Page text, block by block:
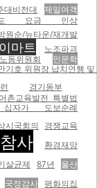
대비전대
제일여객
도 요금 인상
원순/뉴타운/재개발
이마트
노조파괴
동위원회
인문학
호 위원장 납치연행
경기동부
촌교육발전 특별법
자가 도보순례
시국회의
경쟁교육
사
환경재앙
살균제 87년
울산
국정감사 평화의집